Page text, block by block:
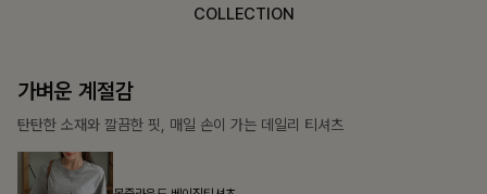
COLLECTION
가장 쉬운 코디
특별한 날부터 일상까지 함께하는 룩